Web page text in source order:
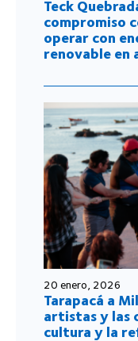
Teck
compromiso
operar con
renovable en
20 enero, 2026
Tarapacá a
artistas y las
cultura y la